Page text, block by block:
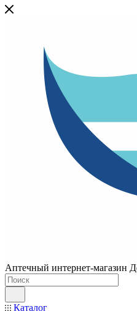
Аптечный интернет-магазин
Каталог